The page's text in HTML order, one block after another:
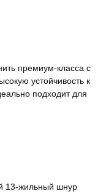
премиум-класса с
устойчивость к
подходит для
13-жильный шнур